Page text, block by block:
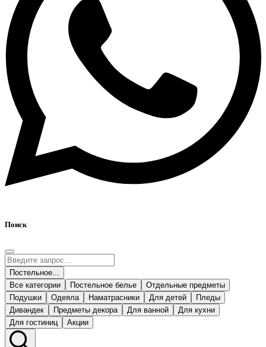
Поиск
Постельное...
Все категории
Постельное белье
Отдельные предметы
Подушки
Одеяла Наматрасники Для детей
Пледы
Дивандек
Предметы декора Для ванной
Для кухни
Для гостиниц
Акции